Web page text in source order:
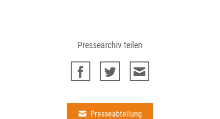
Pressearchiv teilen
Presseabteilung